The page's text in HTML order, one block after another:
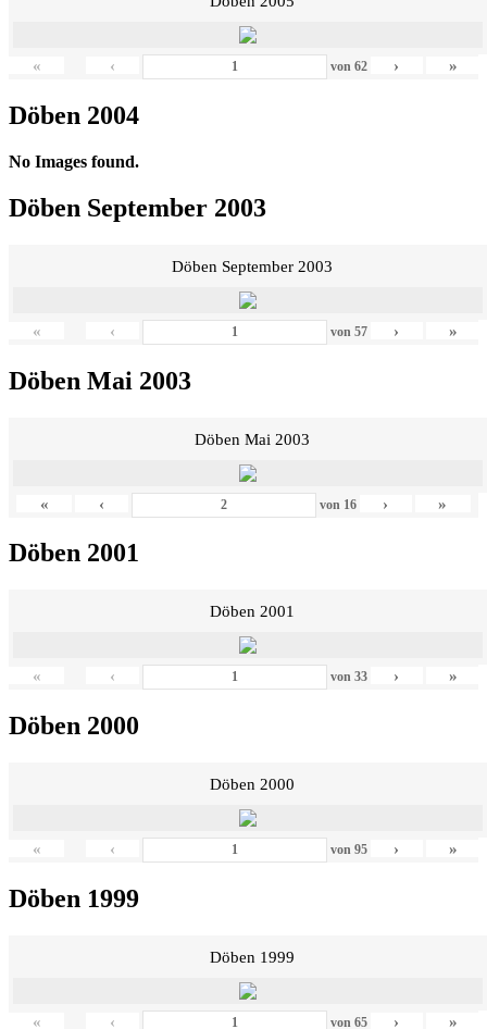
« ‹ von 62 › »
Döben 2004
No Images found.
Döben September 2003
Döben September 2003
« ‹ von 57 › »
Döben Mai 2003
Döben Mai 2003
« ‹ von 16 › »
Döben 2001
Döben 2001
« ‹ von 33 › »
Döben 2000
Döben 2000
« ‹ von 95 › »
Döben 1999
Döben 1999
« ‹ von 65 › »